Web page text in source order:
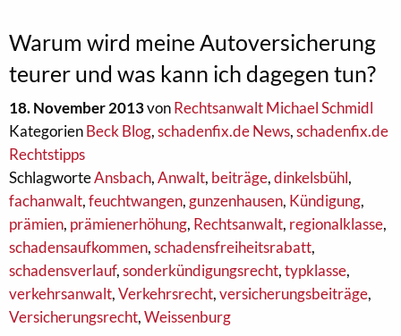
Warum wird meine Autoversicherung
teurer und was kann ich dagegen tun?
18. November 2013vonRechtsanwalt Michael Schmidl
KategorienBeck Blog,schadenfix.de News,schadenfix.de
Rechtstipps
SchlagworteAnsbach,Anwalt, beiträge,dinkelsbühl,
fachanwalt,feuchtwangen, gunzenhausen, Kündigung,
prämien, prämienerhöhung, Rechtsanwalt, regionalklasse,
schadensaufkommen,schadensfreiheitsrabatt,
schadensverlauf,sonderkündigungsrecht,typklasse,
verkehrsanwalt,Verkehrsrecht,versicherungsbeiträge,
Versicherungsrecht,Weissenburg